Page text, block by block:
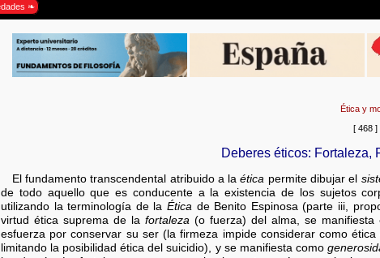
Ética y
[ 468 ]
Deberes éticos: Fortaleza,
El fundamento transcendental atribuido a laética permite dibujar el
de todo aquello que es conducente a la existencia de los sujetos
utilizando la terminología de la Éticade Benito Espinosa (parte iii,
virtud ética suprema de la fortaleza (o fuerza) del alma, se manifiesta
esfuerza por conservar su ser (la firmeza impide considerar como
limitando la posibilidad ética del suicidio), y se manifiesta como